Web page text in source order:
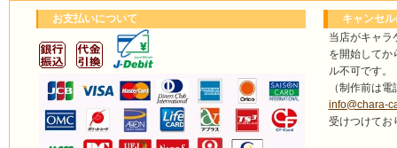
お支払いについて
キャンセル
当店がキャラ
を開始してか
ル不可です。
（制作前は
info@chara-
受けつけてお